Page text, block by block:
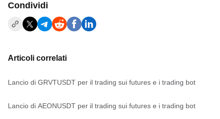
Condividi
Articoli correlati
Lancio di GRVTUSDT per il trading sui futures e i trading bot
Lancio di AEONUSDT per il trading sui futures e i trading bot